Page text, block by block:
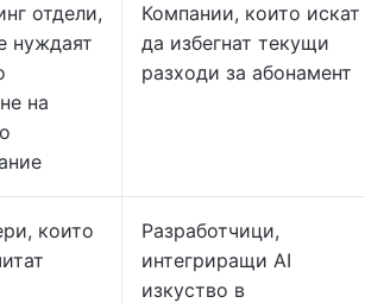
отдели,
нуждаят
на
Компании, които искат
да избегнат текущи
разходи за абонамент
които
Разработчици,
интегриращи AI
изкуство в